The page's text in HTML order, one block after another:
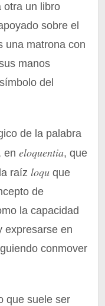
otra un libro
sobre el
una matrona con
manos
del
de la palabra
eneloquentia, que
raízloquque
de
la capacidad
expresarse en
conmover
que suele ser